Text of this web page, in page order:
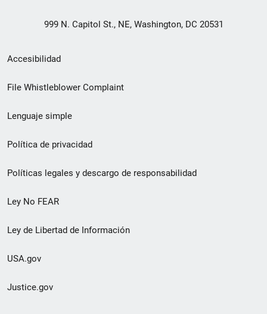
999 N. Capitol St., NE, Washington, DC 20531
Menú
de
de
pie
de
página
Accesibilidad
File Whistleblower Complaint
Lenguaje simple
Política de privacidad
Políticas legales y descargo de responsabilidad
Ley No FEAR
Ley de Libertad de Información
USA.gov
Justice.gov